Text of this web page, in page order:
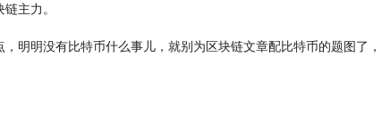
主力。
明明没有比特币什么事儿，就别为区块链文章配比特币的题图了，